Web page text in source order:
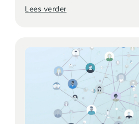
Lees verder